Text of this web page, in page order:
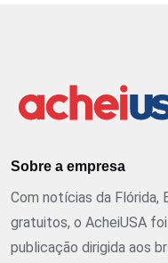
Sobre a empresa
Com notícias da Flórida,
gratuitos, o AcheiUSA
publicação dirigida aos